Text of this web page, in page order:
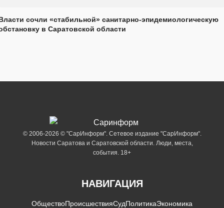
сочли «стабильной» санитарно-эпидемиологическую
в Саратовской области
© 2006-2026 © "СарИнформ". Сетевое издание "СарИнформ".
Новости Саратова и Саратовской области. Люди, места,
события. 18+
НАВИГАЦИЯ
ОбществоПроисшествияСудПолитикаЭкономика